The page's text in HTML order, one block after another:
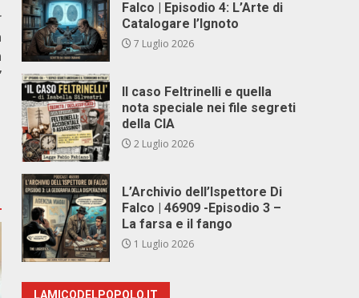
Falco | Episodio 4: L’Arte di
Catalogare l’Ignoto
7 Luglio 2026
Il caso Feltrinelli e quella
nota speciale nei file segreti
della CIA
2 Luglio 2026
L’Archivio dell’Ispettore Di
Falco | 46909 -Episodio 3 –
La farsa e il fango
1 Luglio 2026
LAMICODELPOPOLO.IT